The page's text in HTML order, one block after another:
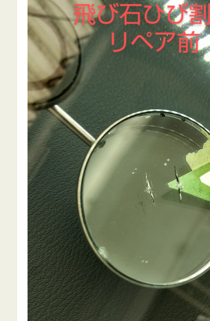
飛び石ひび割れでヒビ先が伸びた場合は？